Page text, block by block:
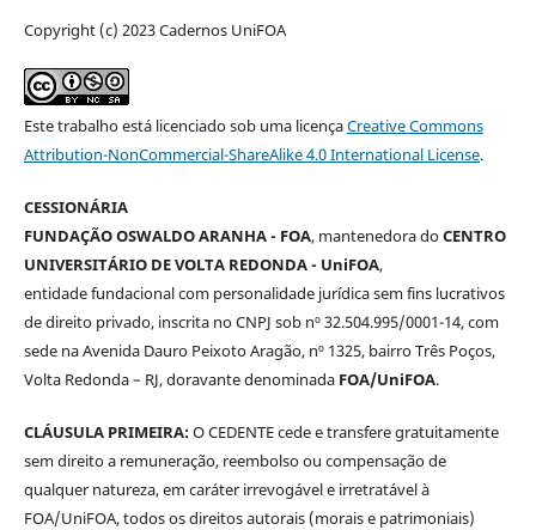
Copyright (c) 2023 Cadernos UniFOA
Este trabalho está licenciado sob uma licençaCreative Commons
Attribution-NonCommercial-ShareAlike 4.0 International License.
CESSIONÁRIA
FUNDAÇÃO OSWALDO ARANHA - FOA, mantenedora doCENTRO
UNIVERSITÁRIO DE VOLTA REDONDA - UniFOA,
entidade fundacional com personalidade jurídica sem fins lucrativos
de direito privado, inscrita no CNPJ sob nº 32.504.995/0001-14, com
sede na Avenida Dauro Peixoto Aragão, nº 1325, bairro Três Poços,
Volta Redonda – RJ, doravante denominada FOA/UniFOA.
CLÁUSULA PRIMEIRA:O CEDENTE cede e transfere gratuitamente
sem direito a remuneração, reembolso ou compensação de
qualquer natureza, em caráter irrevogável e irretratável à
FOA/UniFOA, todos os direitos autorais (morais e patrimoniais)